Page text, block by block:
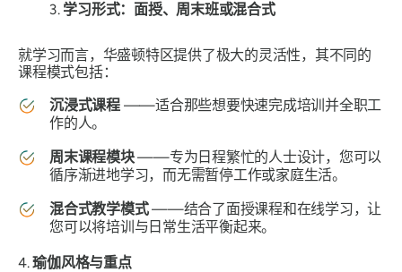
学习形式：面授、周末班或混合式
就学习而言，华盛顿特区提供了极大的灵活性，其不同的
课程模式包括：
沉浸式课程——适合那些想要快速完成培训并全职工
作的人。
周末课程模块——专为日程繁忙的人士设计，您可以
循序渐进地学习，而无需暂停工作或家庭生活。
混合式教学模式——结合了面授课程和在线学习，让
您可以将培训与日常生活平衡起来。
4.瑜伽风格与重点